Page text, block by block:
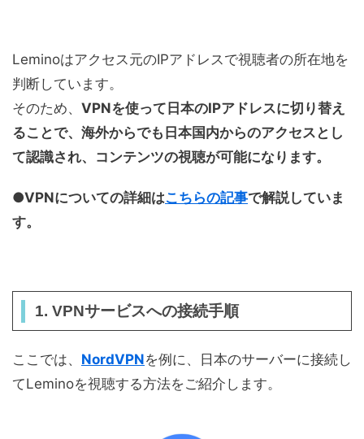
Leminoはアクセス元のIPアドレスで視聴者の所在地を
判断しています。
そのため、 VPNを使って日本のIPアドレスに切り替え
ることで、海外からでも日本国内からのアクセスとし
て認識され、コンテンツの視聴が可能になります。
●VPNについての詳細はこちらの記事で解説していま
す。
1. VPNサービスへの接続手順
ここでは、 NordVPNを例に、日本のサーバーに接続し
てLeminoを視聴する方法をご紹介します。